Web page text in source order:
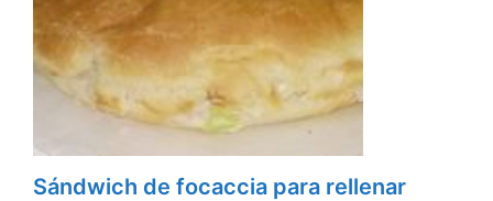
Sándwich de focaccia para rellenar